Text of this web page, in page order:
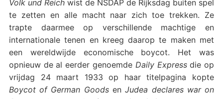
Volk und Reich wist de NSDAP de Rijksdag buiten spel
te zetten en alle macht naar zich toe trekken. Ze
trapte daarmee op verschillende machtige en
internationale tenen en kreeg daarop te maken met
een wereldwijde economische boycot. Het was
opnieuw de al eerder genoemde Daily Expressdie op
vrijdag 24 maart 1933 op haar titelpagina kopte
Boycot of German GoodsenJudea declares war on